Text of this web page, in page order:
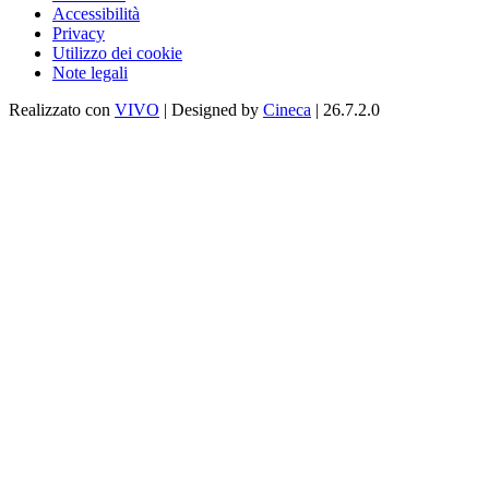
Accessibilità
Privacy
Utilizzo dei cookie
Note legali
Realizzato con VIVO | Designed by Cineca | 26.7.2.0